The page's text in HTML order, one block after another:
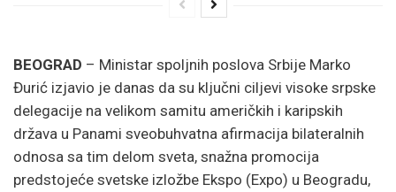
BEOGRAD – Ministar spoljnih poslova Srbije Marko
Đurić izjavio je danas da su ključni ciljevi visoke srpske
delegacije na velikom samitu američkih i karipskih
država u Panami sveobuhvatna afirmacija bilateralnih
odnosa sa tim delom sveta, snažna promocija
predstojeće svetske izložbe Ekspo (Expo) u Beogradu,